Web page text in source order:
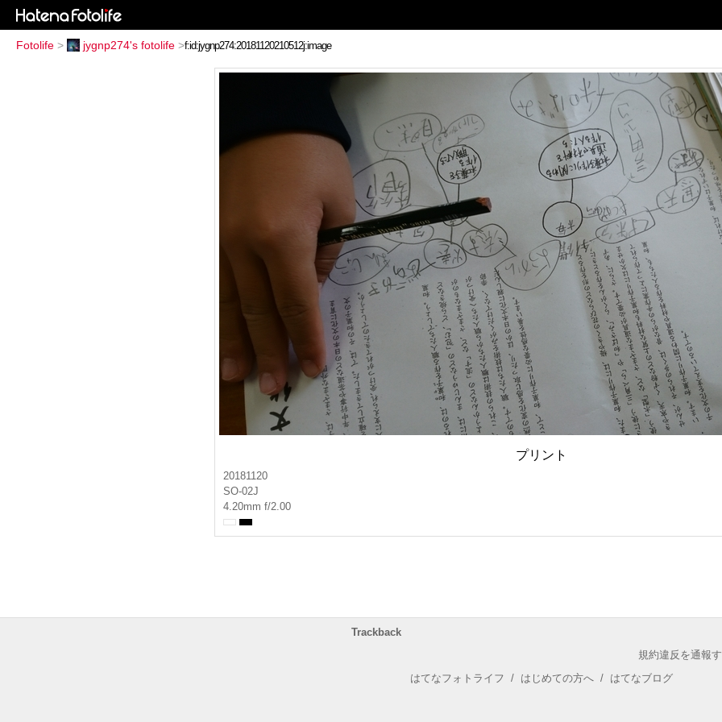
Fotolife > jygnp274's fotolife >
プリント
20181120
SO-02J
4.20mm f/2.00
Trackback
規約違反を通報
はてなフォトライフ / はじめての方へ / はてなブログ